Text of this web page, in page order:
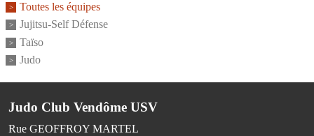
Toutes les équipes
Jujitsu-Self Défense
Taïso
Judo
Judo Club Vendôme USV
Rue GEOFFROY MARTEL